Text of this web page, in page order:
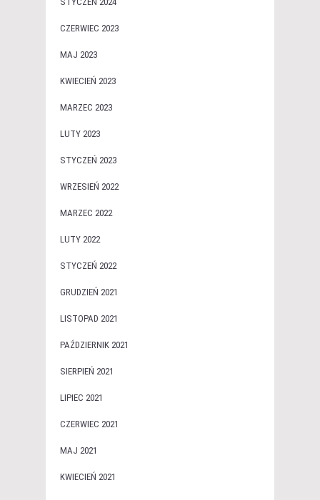
CZERWIEC 2023
MAJ 2023
KWIECIEŃ 2023
MARZEC 2023
LUTY 2023
STYCZEŃ 2023
WRZESIEŃ 2022
MARZEC 2022
LUTY 2022
STYCZEŃ 2022
GRUDZIEŃ 2021
LISTOPAD 2021
PAŹDZIERNIK 2021
SIERPIEŃ 2021
LIPIEC 2021
CZERWIEC 2021
MAJ 2021
KWIECIEŃ 2021